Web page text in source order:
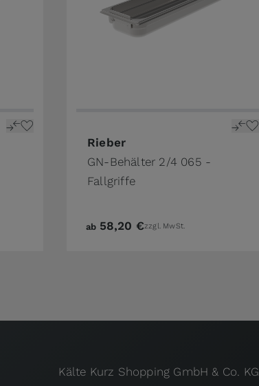
chosen on the product page
Rieber
GN-Behälter 2/4 065 -
Fallgriffe
The price depends on the
ab 58,20 €zzgl. MwSt.
Kälte Kurz Shopping GmbH & Co. KG